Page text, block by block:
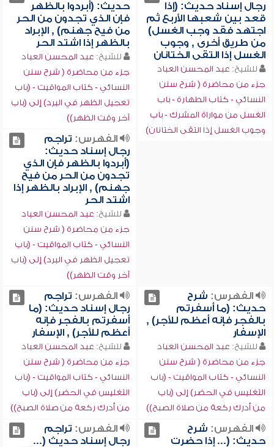
رجال إسناد حديث: (إذا
قعد بين شعبها الأربع ثم
اجتهد فقد وجب الغسل)
من طريق أخرى , وجوب
الغسل إذا التقى الختانان
للشيخ: عبد المحسن العباد
جزء من محاضرة ( شرح سنن
النسائي - كتاب الطهارة - باب
الغسل من مواراة المشرك - باب
وجوب الغسل إذا التقى الختانان)
حديث: (أبردوا بالظهر
فإن الذي تجدون من الحر
من فيح جهنم) , الإبراد
بالظهر إذا اشتد الحر
للشيخ: عبد المحسن العباد
جزء من محاضرة ( شرح سنن
النسائي - كتاب المواقيت - (باب
تعجيل الظهر في البرد) إلى (باب
آخر وقت الظهر))
الفهرس: تراجم
رجال إسناد حديث:
(أبردوا بالظهر فإن الذي
تجدون من الحر من فيح
جهنم) , الإبراد بالظهر إذا
اشتد الحر
للشيخ: عبد المحسن العباد
جزء من محاضرة ( شرح سنن
النسائي - كتاب المواقيت - (باب
تعجيل الظهر في البرد) إلى (باب
آخر وقت الظهر))
الفهرس: شرح
حديث: (ما أسفرتم
بالفجر فإنه أعظم للأجر) ,
الإسفار
للشيخ: عبد المحسن العباد
جزء من محاضرة ( شرح سنن
النسائي - كتاب المواقيت - (باب
التغليس في الحضر) إلى (باب
من أدرك ركعة من صلاة الصبح))
الفهرس: تراجم
رجال إسناد حديث: (ما
أسفرتم بالفجر فإنه
أعظم للأجر) , الإسفار
للشيخ: عبد المحسن العباد
جزء من محاضرة ( شرح سنن
النسائي - كتاب المواقيت - (باب
التغليس في الحضر) إلى (باب
من أدرك ركعة من صلاة الصبح))
الفهرس: شرح
حديث: (... إذا حضرت
الفهرس: تراجم
رجال إسناد حديث (...